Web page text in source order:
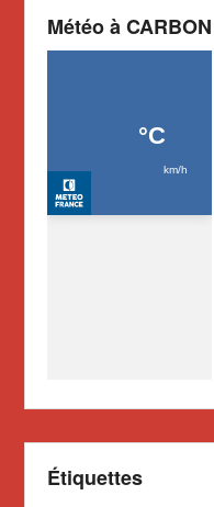
Météo à
Étiquettes